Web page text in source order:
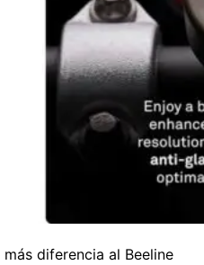
diferencia al Beeline